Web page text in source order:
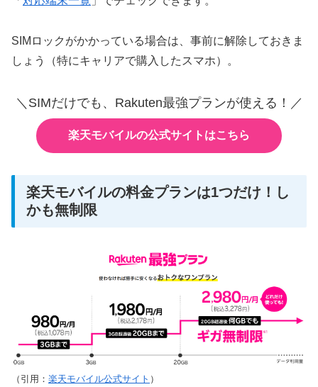
SIMロックがかかっている場合は、事前に解除しておきま
しょう（特にキャリアで購入したスマホ）。
＼SIMだけでも、Rakuten最強プランが使える！／
楽天モバイルの公式サイトはこちら
楽天モバイルの料金プランは1つだけ！し
かも無制限
（引用： 楽天モバイル公式サイト ）